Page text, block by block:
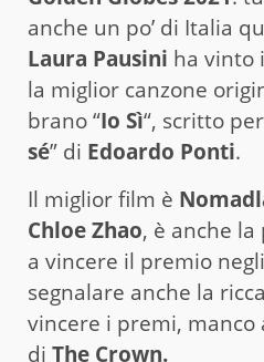
anche un po’ di Italia
Laura Pausini ha vinto
la miglior canzone
brano “Io Sì“, scritto
sé” di Edoardo Ponti.
Il miglior film è
Chloe Zhao, è anche
a vincere il premio
segnalare anche la
vincere i premi,
di The Crown.